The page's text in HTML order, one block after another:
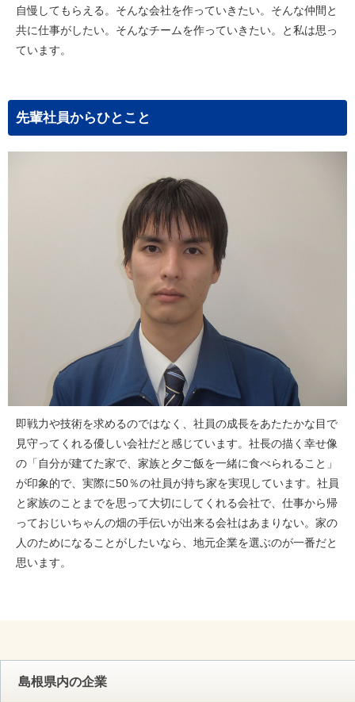
自慢してもらえる。そんな会社を作っていきたい。そんな仲間と
共に仕事がしたい。そんなチームを作っていきたい。と私は思っ
ています。
先輩社員からひとこと
即戦力や技術を求めるのではなく、社員の成長をあたたかな目で
見守ってくれる優しい会社だと感じています。社長の描く幸せ像
の「自分が建てた家で、家族と夕ご飯を一緒に食べられること」
が印象的で、実際に50％の社員が持ち家を実現しています。社員
と家族のことまでを思って大切にしてくれる会社で、仕事から帰
っておじいちゃんの畑の手伝いが出来る会社はあまりない。家の
人のためになることがしたいなら、地元企業を選ぶのが一番だと
思います。
島根県内の企業